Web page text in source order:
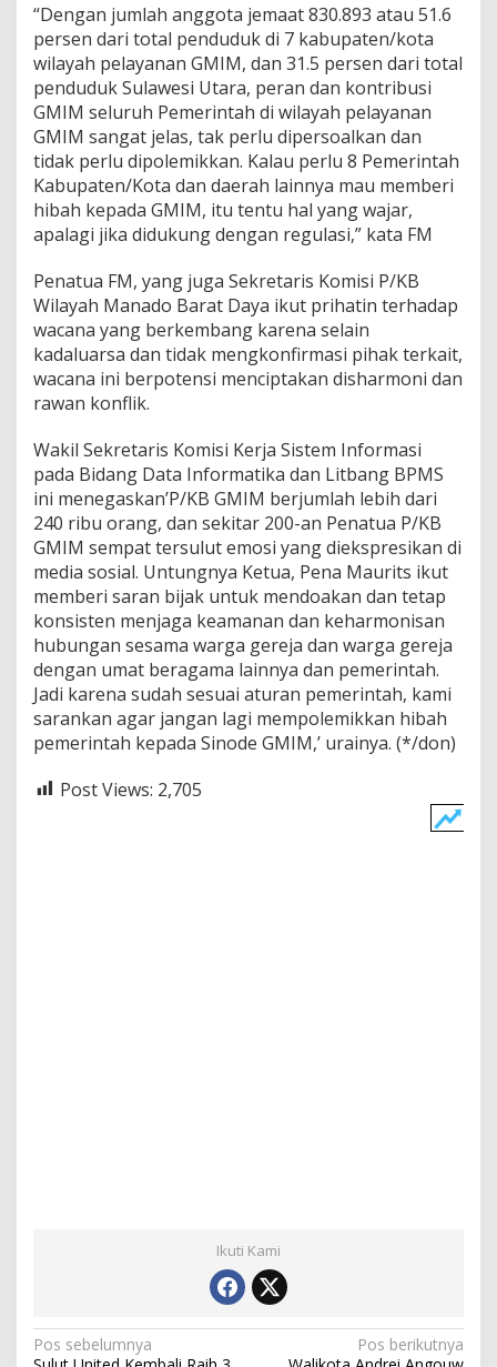
“Dengan jumlah anggota jemaat 830.893 atau 51.6
persen dari total penduduk di 7 kabupaten/kota
wilayah pelayanan GMIM, dan 31.5 persen dari total
penduduk Sulawesi Utara, peran dan kontribusi
GMIM seluruh Pemerintah di wilayah pelayanan
GMIM sangat jelas, tak perlu dipersoalkan dan
tidak perlu dipolemikkan. Kalau perlu 8 Pemerintah
Kabupaten/Kota dan daerah lainnya mau memberi
hibah kepada GMIM, itu tentu hal yang wajar,
apalagi jika didukung dengan regulasi,” kata FM
Penatua FM, yang juga Sekretaris Komisi P/KB
Wilayah Manado Barat Daya ikut prihatin terhadap
wacana yang berkembang karena selain
kadaluarsa dan tidak mengkonfirmasi pihak terkait,
wacana ini berpotensi menciptakan disharmoni dan
rawan konflik.
Wakil Sekretaris Komisi Kerja Sistem Informasi
pada Bidang Data Informatika dan Litbang BPMS
ini menegaskan’P/KB GMIM berjumlah lebih dari
240 ribu orang, dan sekitar 200-an Penatua P/KB
GMIM sempat tersulut emosi yang diekspresikan di
media sosial. Untungnya Ketua, Pena Maurits ikut
memberi saran bijak untuk mendoakan dan tetap
konsisten menjaga keamanan dan keharmonisan
hubungan sesama warga gereja dan warga gereja
dengan umat beragama lainnya dan pemerintah.
Jadi karena sudah sesuai aturan pemerintah, kami
sarankan agar jangan lagi mempolemikkan hibah
pemerintah kepada Sinode GMIM,’ urainya. (*/don)
Post Views: 2,705
Ikuti Kami
N
Pos sebelumnya
Pos berikutnya